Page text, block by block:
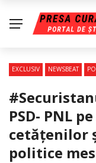
EXCLUSIV NEWSBEAT
PSD- PNL
cetățenilor
politice